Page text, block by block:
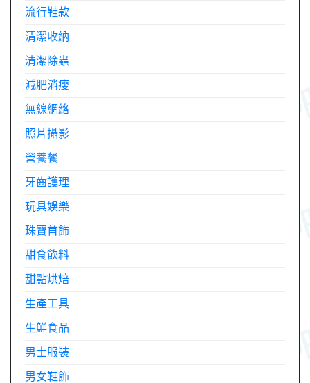
流行鞋款
清潔收納
清潔除蟲
減肥消瘦
無線網絡
照片攝影
營養餐
牙齒護理
玩具娛樂
珠寶首飾
甜食飲料
甜點烘焙
生產工具
生鮮食品
男士服裝
男女鞋飾